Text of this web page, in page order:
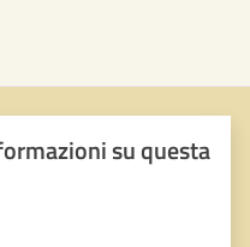
su questa